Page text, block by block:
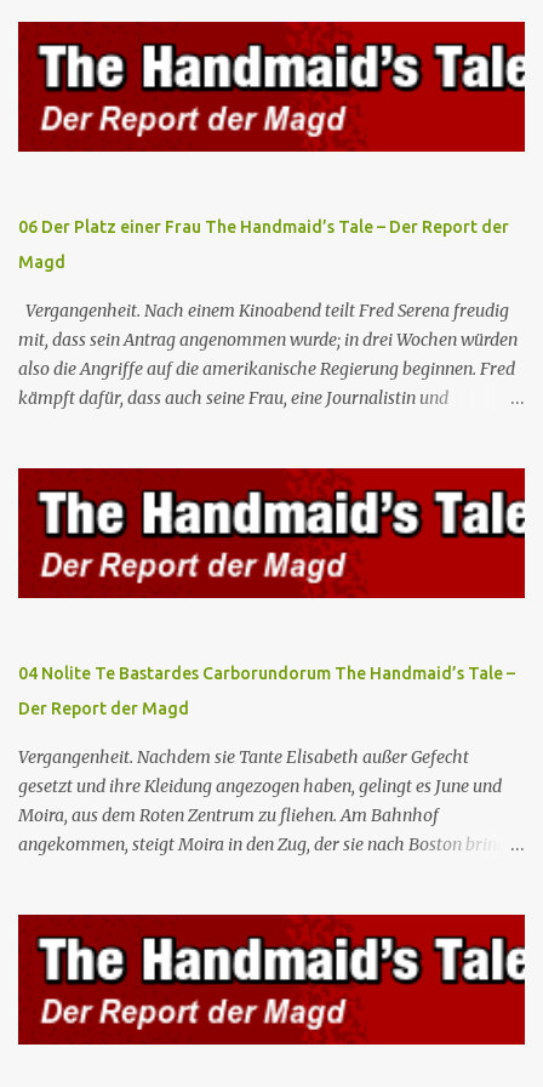
Erinnerungen sie in den Wahnsinn treiben könnte. Lena informiert
Alex unterdessen über Lex' Plan und seine Experimente an
Außerirdischen, um deren Kräfte zu kanalisieren. Brainy, J'onn und
Dreamer beschließen, die Außerirdischen aufzuspüren, um an Lex
heranzukommen, und dank einer Vision von Dreamer entdecken
06 Der Platz einer Frau The Handmaid’s Tale – Der Report der
Magd
Vergangenheit. Nach einem Kinoabend teilt Fred Serena freudig
mit, dass sein Antrag angenommen wurde; in drei Wochen würden
also die Angriffe auf die amerikanische Regierung beginnen. Fred
kämpft dafür, dass auch seine Frau, eine Journalistin und
Teilnahme von Frauen weiterhin entschieden ab. Gegenwart. Die
Waterfords beherbergen eine Delegation aus Mexiko, um ein für
Gilead lebenswichtiges Handelsabkommen zu unterzeichnen.
Botschafterin Castillo konfrontiert Serena mit ihrem Buch „Der
Platz einer Frau”, das als Manifest von Gilead gilt und einen
oberstes Gut die Fortpflanzung ist. June und andere Mägde werden
wo Serena stolz die „Kinder von Gilead” vorstellt. June nutzt die
Gelegenheit, mit Castillo unter vier Augen zu sprechen, ...
04 Nolite Te Bastardes Carborundorum The Handmaid’s Tale –
Der Report der Magd
Vergangenheit. Nachdem sie Tante Elisabeth außer Gefecht
gesetzt und ihre Kleidung angezogen haben, gelingt es June und
Moira, aus dem Roten Zentrum zu fliehen. Am Bahnhof
angekommen, steigt Moira in den Zug, der sie nach Boston bringen
Elisabeth sie mit der Peitsche bestraft. Gegenwart. June ist seit
dreizehn Tagen in ihrem Zimmer eingesperrt und entdeckt im
Kleiderschrank die Inschrift „Nolite te bastardes carborundorum”,
die wahrscheinlich von der Magd Difred hinterlassen wurde, die
vor ihr dort war. In Erwartung der Zeremonie bringt Serena June